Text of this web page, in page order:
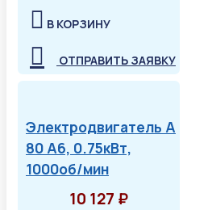
В КОРЗИНУ
ОТПРАВИТЬ ЗАЯВКУ
Электродвигатель А
80 А6, 0.75кВт,
1000об/мин
10 127 ₽